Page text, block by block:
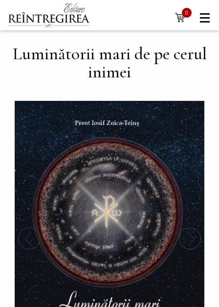
Mergi la conţinutul principal
Navigare
principală
0
items
Luminătorii mari de pe cerul
inimei